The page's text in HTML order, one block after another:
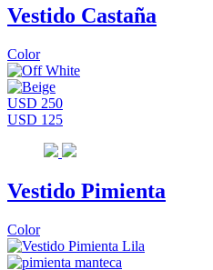
Vestido Castaña
Color
USD 250
USD 125
Vestido Pimienta
Color